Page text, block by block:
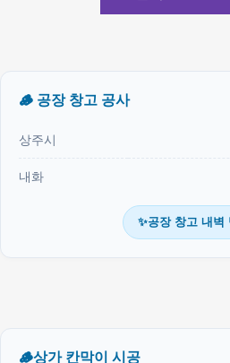
🪵 공장 창고 공사
상주시
내화
✨공장 창고 내벽
🪵상가 칸막이 시공